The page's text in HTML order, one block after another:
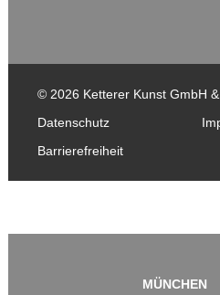
© 2026 Ketterer Kunst GmbH
Datenschutz
Barrierefreiheit
MÜNCHEN